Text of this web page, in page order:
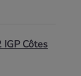
IGP Côtes